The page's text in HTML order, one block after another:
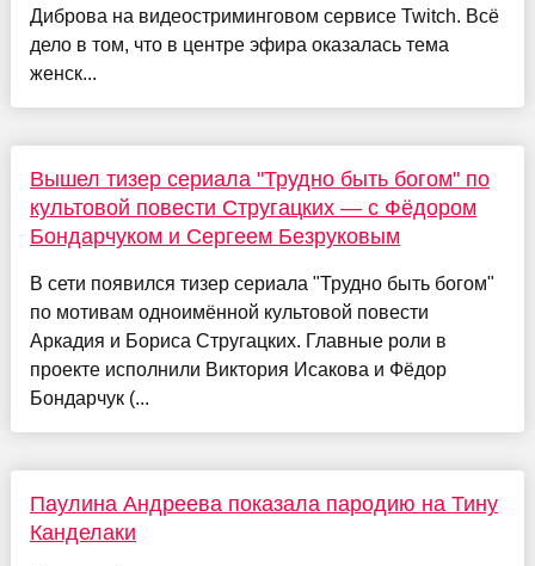
Диброва на видеостриминговом сервисе Twitch. Всё
дело в том, что в центре эфира оказалась тема
женск...
Вышел тизер сериала "Трудно быть богом" по
культовой повести Стругацких — с Фёдором
Бондарчуком и Сергеем Безруковым
В сети появился тизер сериала "Трудно быть богом"
по мотивам одноимённой культовой повести
Аркадия и Бориса Стругацких. Главные роли в
проекте исполнили Виктория Исакова и Фёдор
Бондарчук (...
Паулина Андреева показала пародию на Тину
Канделаки